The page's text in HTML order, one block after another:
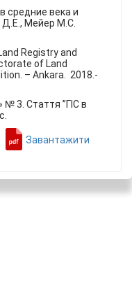
средние века и
Мейер М.С.
Registry and
of Land
– Ankara. 2018.-
№ 3. Стаття ”ГIС в
Завантажити